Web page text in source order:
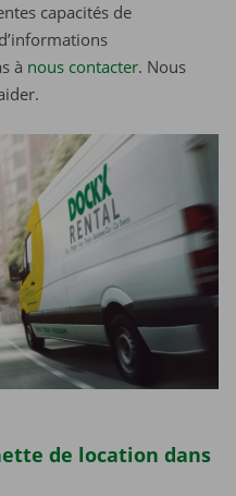
capacités de
à nous contacter. Nous
de location dans